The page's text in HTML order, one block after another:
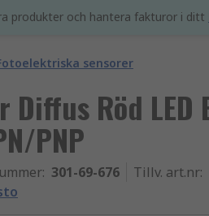
produkter och hantera fakturor i ditt
sensorer
Diffus Röd LED
PNP
: 301-69-676 Tillv. art.nr: